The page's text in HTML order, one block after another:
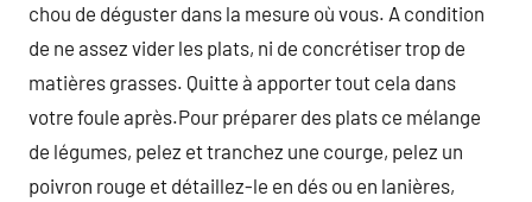
chou de déguster dans la mesure où vous. A condition
de ne assez vider les plats, ni de concrétiser trop de
matières grasses. Quitte à apporter tout cela dans
votre foule après.Pour préparer des plats ce mélange
de légumes, pelez et tranchez une courge, pelez un
poivron rouge et détaillez-le en dés ou en lanières,